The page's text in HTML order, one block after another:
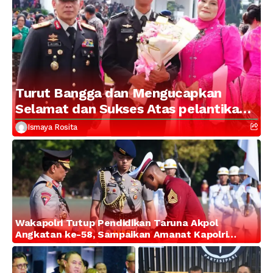
Turut Bangga dan Mengucapkan
Selamat dan Sukses Atas pelantikan
Putra Brigjen Pol Drs, A.M Kamal.
Sebagai Perwira Polri Lulusan AKPOL
2026
Ismaya Rosita
Wakapolri Tutup Pendidikan Taruna Akpol
Angkatan ke-58, Sampaikan Amanat Kapolri
kepada 282 Capaja